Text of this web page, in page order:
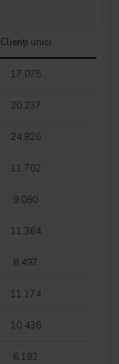
Clienți unici
17.075
20.237
24.826
11.702
9.080
11.364
8.497
11.174
10.436
6.192